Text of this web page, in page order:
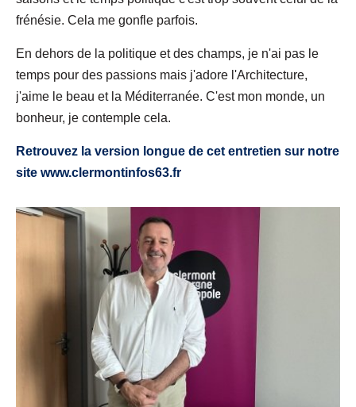
frénésie. Cela me gonfle parfois.
En dehors de la politique et des champs, je n'ai pas le
temps pour des passions mais j'adore l'Architecture,
j'aime le beau et la Méditerranée. C'est mon monde, un
bonheur, je contemple cela.
Retrouvez la version longue de cet entretien sur notre
site www.clermontinfos63.fr